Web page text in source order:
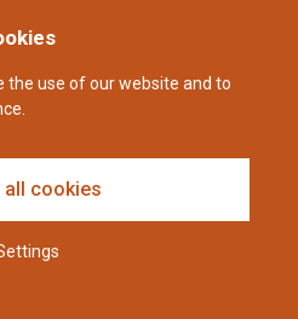
the use of our website and to
all cookies
privacyverklaring